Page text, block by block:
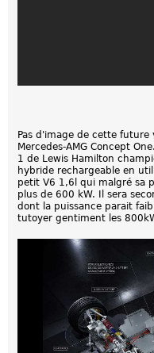
Pas d'image de cette
Mercedes-AMG Concept
1 de Lewis Hamilton
hybride rechargeable en
petit V6 1,6l qui malgré sa
plus de 600 kW. Il sera
dont la puissance parait
tutoyer gentiment les